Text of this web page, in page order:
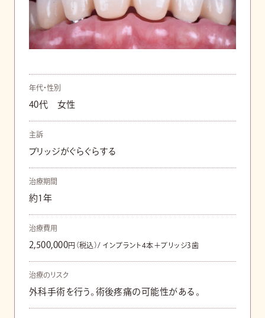
年代・性別
40代 女性
主訴
ブリッジがぐらぐらする
治療期間
約1年
治療費用
2,500,000円（税込）/ インプラント4本＋ブリッジ3歯
治療のリスク
外科手術を行う。術後疼痛の可能性がある。